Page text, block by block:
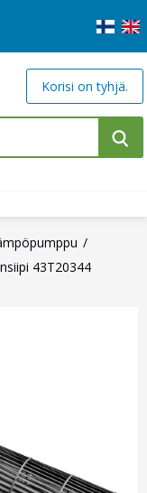
Korisi on tyhjä.
43T20344